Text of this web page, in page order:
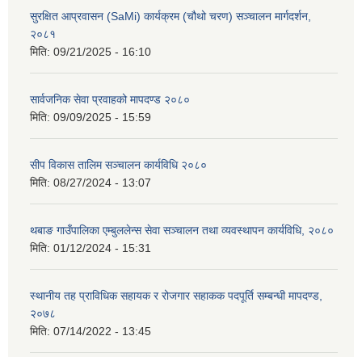
सुरक्षित आप्रवासन (SaMi) कार्यक्रम (चौथो चरण) सञ्चालन मार्गदर्शन,
२०८१
मिति: 09/21/2025 - 16:10
सार्वजनिक सेवा प्रवाहको मापदण्ड २०८०
मिति: 09/09/2025 - 15:59
सीप विकास तालिम सञ्चालन कार्यविधि २०८०
मिति: 08/27/2024 - 13:07
थबाङ गाउँपालिका एम्बुललेन्स सेवा सञ्चालन तथा व्यवस्थापन कार्यविधि, २०८०
मिति: 01/12/2024 - 15:31
स्थानीय तह प्राविधिक सहायक र रोजगार सहाकक पदपूर्ति सम्बन्धी मापदण्ड,
२०७८
मिति: 07/14/2022 - 13:45